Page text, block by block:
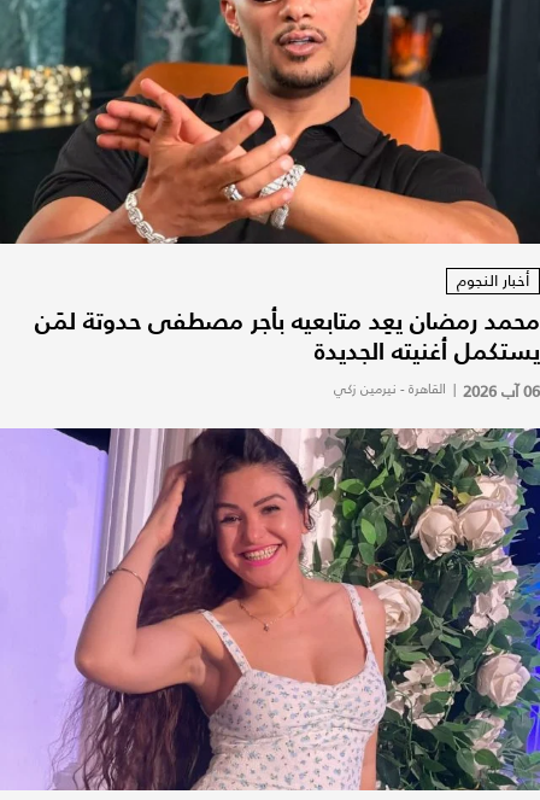
أخبار النجوم
محمد رمضان يعِد متابعيه بأجر مصطفى حدوتة لمَن
يستكمل أغنيته الجديدة
06 آب 2026 | القاهرة - نيرمين زكي